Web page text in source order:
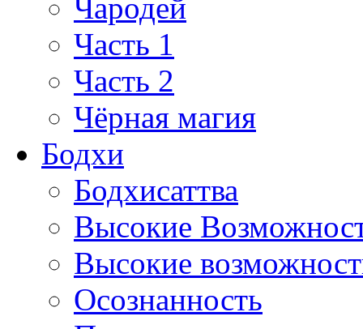
Чародей
Часть 1
Часть 2
Чёрная магия
Бодхи
Бодхисаттва
Высокие
Высокие
Осознанность